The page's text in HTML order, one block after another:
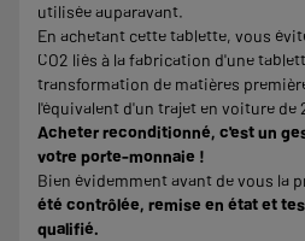
utilisée auparavant.
En achetant cette tablette, vous
CO2 liés à la fabrication d'une
transformation de matières
l'équivalent d'un trajet en voiture de
Acheter reconditionné, c'est un
votre porte-monnaie !
Bien évidemment avant de vous la
été contrôlée, remise en état et
qualifié.